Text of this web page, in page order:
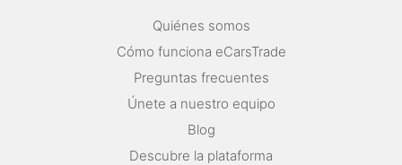
Quiénes somos
Cómo funciona eCarsTrade
Preguntas frecuentes
Únete a nuestro equipo
Blog
Descubre la plataforma